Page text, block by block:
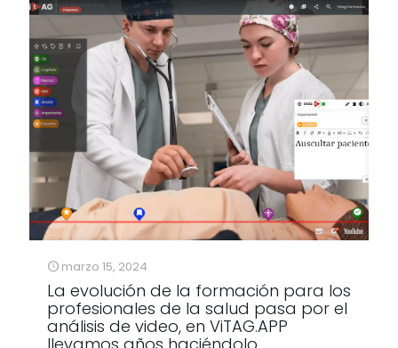
marzo 15, 2024
La evolución de la formación para los
profesionales de la salud pasa por el
análisis de video, en ViTAG.APP